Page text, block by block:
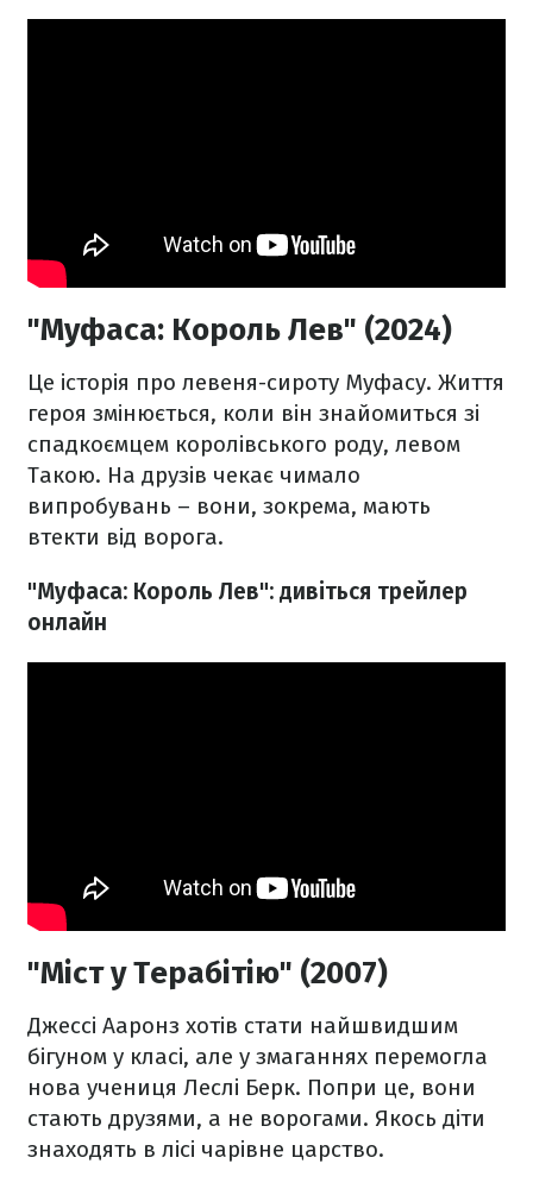
"Муфаса: Король Лев" (2024)
Це історія про левеня-сироту Муфасу. Життя
героя змінюється, коли він знайомиться зі
спадкоємцем королівського роду, левом
Такою. На друзів чекає чимало
випробувань – вони, зокрема, мають
втекти від ворога.
"Муфаса: Король Лев": дивіться трейлер
онлайн
"Міст у Терабітію" (2007)
Джессі Ааронз хотів стати найшвидшим
бігуном у класі, але у змаганнях перемогла
нова учениця Леслі Берк. Попри це, вони
стають друзями, а не ворогами. Якось діти
знаходять в лісі чарівне царство.